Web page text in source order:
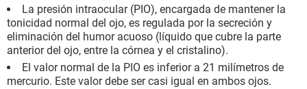
La presión intraocular (PIO), encargada de mantener la
tonicidad normal del ojo, es regulada por la secreción y
eliminación del humor acuoso (líquido que cubre la parte
anterior del ojo, entre la córnea y el cristalino).
El valor normal de la PIO es inferior a 21 milímetros de
mercurio. Este valor debe ser casi igual en ambos ojos.